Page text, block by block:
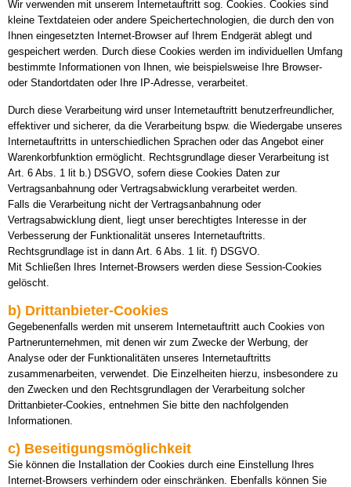
Wir verwenden mit unserem Internetauftritt sog. Cookies. Cookies sind
kleine Textdateien oder andere Speichertechnologien, die durch den von
Ihnen eingesetzten Internet-Browser auf Ihrem Endgerät ablegt und
gespeichert werden. Durch diese Cookies werden im individuellen Umfang
bestimmte Informationen von Ihnen, wie beispielsweise Ihre Browser-
oder Standortdaten oder Ihre IP-Adresse, verarbeitet.
Durch diese Verarbeitung wird unser Internetauftritt benutzerfreundlicher,
effektiver und sicherer, da die Verarbeitung bspw. die Wiedergabe unseres
Internetauftritts in unterschiedlichen Sprachen oder das Angebot einer
Warenkorbfunktion ermöglicht. Rechtsgrundlage dieser Verarbeitung ist
Art. 6 Abs. 1 lit b.) DSGVO, sofern diese Cookies Daten zur
Vertragsanbahnung oder Vertragsabwicklung verarbeitet werden.
Falls die Verarbeitung nicht der Vertragsanbahnung oder
Vertragsabwicklung dient, liegt unser berechtigtes Interesse in der
Verbesserung der Funktionalität unseres Internetauftritts.
Rechtsgrundlage ist in dann Art. 6 Abs. 1 lit. f) DSGVO.
Mit Schließen Ihres Internet-Browsers werden diese Session-Cookies
gelöscht.
b) Drittanbieter-Cookies
Gegebenenfalls werden mit unserem Internetauftritt auch Cookies von
Partnerunternehmen, mit denen wir zum Zwecke der Werbung, der
Analyse oder der Funktionalitäten unseres Internetauftritts
zusammenarbeiten, verwendet. Die Einzelheiten hierzu, insbesondere zu
den Zwecken und den Rechtsgrundlagen der Verarbeitung solcher
Drittanbieter-Cookies, entnehmen Sie bitte den nachfolgenden
Informationen.
c) Beseitigungsmöglichkeit
Sie können die Installation der Cookies durch eine Einstellung Ihres
Internet-Browsers verhindern oder einschränken. Ebenfalls können Sie